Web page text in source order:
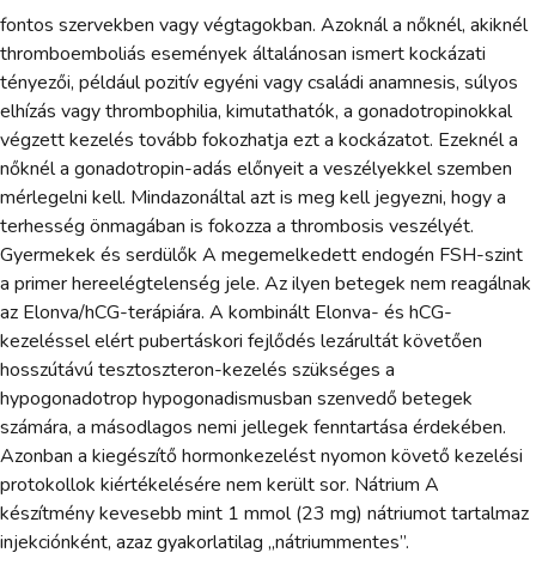
fontos szervekben vagy végtagokban. Azoknál a nőknél, akiknél
thromboemboliás események általánosan ismert kockázati
tényezői, például pozitív egyéni vagy családi anamnesis, súlyos
elhízás vagy thrombophilia, kimutathatók, a gonadotropinokkal
végzett kezelés tovább fokozhatja ezt a kockázatot. Ezeknél a
nőknél a gonadotropin-adás előnyeit a veszélyekkel szemben
mérlegelni kell. Mindazonáltal azt is meg kell jegyezni, hogy a
terhesség önmagában is fokozza a thrombosis veszélyét.
Gyermekek és serdülők A megemelkedett endogén FSH-szint
a primer hereelégtelenség jele. Az ilyen betegek nem reagálnak
az Elonva/hCG-terápiára. A kombinált Elonva- és hCG-
kezeléssel elért pubertáskori fejlődés lezárultát követően
hosszútávú tesztoszteron-kezelés szükséges a
hypogonadotrop hypogonadismusban szenvedő betegek
számára, a másodlagos nemi jellegek fenntartása érdekében.
Azonban a kiegészítő hormonkezelést nyomon követő kezelési
protokollok kiértékelésére nem került sor. Nátrium A
készítmény kevesebb mint 1 mmol (23 mg) nátriumot tartalmaz
injekciónként, azaz gyakorlatilag „nátriummentes”.